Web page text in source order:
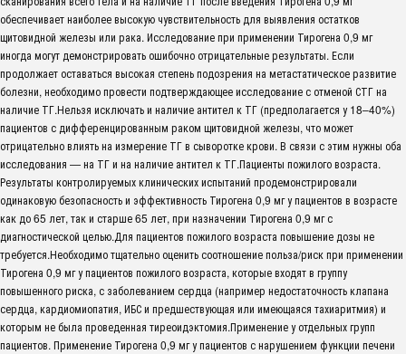
обеспечивает наиболее высокую чувствительность для выявления остатков
щитовидной железы или рака. Исследование при применении Тирогена 0,9 мг
иногда могут демонстрировать ошибочно отрицательные результаты. Если
продолжает оставаться высокая степень подозрения на метастатическое развитие
болезни, необходимо провести подтверждающее исследование с отменой СТГ на
наличие ТГ.Нельзя исключать и наличие антител к ТГ (предполагается у 18–40%)
пациентов с дифференцированным раком щитовидной железы, что может
отрицательно влиять на измерение ТГ в сыворотке крови. В связи с этим нужны оба
исследования — на ТГ и на наличие антител к ТГ.Пациенты пожилого возраста.
Результаты контролируемых клинических испытаний продемонстрировали
одинаковую безопасность и эффективность Тирогена 0,9 мг у пациентов в возрасте
как до 65 лет, так и старше 65 лет, при назначении Тирогена 0,9 мг с
диагностической целью.Для пациентов пожилого возраста повышение дозы не
требуется.Необходимо тщательно оценить соотношение польза/риск при применении
Тирогена 0,9 мг у пациентов пожилого возраста, которые входят в группу
повышенного риска, с заболеванием сердца (например недостаточность клапана
сердца, кардиомиопатия, ИБС и предшествующая или имеющаяся тахиаритмия) и
которым не была проведенная тиреоидэктомия.Применение у отдельных групп
пациентов. Применение Тирогена 0,9 мг у пациентов с нарушением функции печени